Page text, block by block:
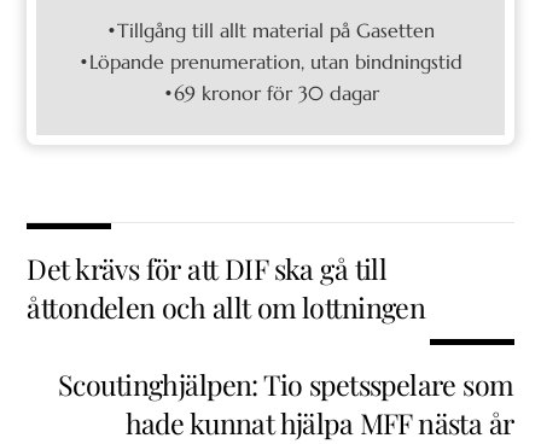
•Tillgång till allt material på Gasetten
•Löpande prenumeration, utan bindningstid
•69 kronor för 30 dagar
Det krävs för att DIF ska gå till
åttondelen och allt om lottningen
Scoutinghjälpen: Tio spetsspelare som
hade kunnat hjälpa MFF nästa år